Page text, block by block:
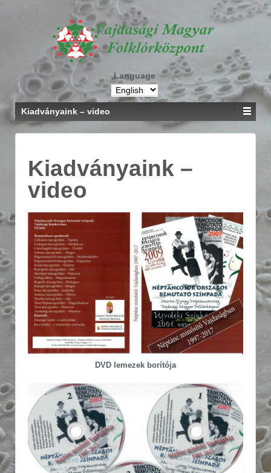
Language
Kiadványaink – video
Kiadványaink –
video
DVD lemezek borítója